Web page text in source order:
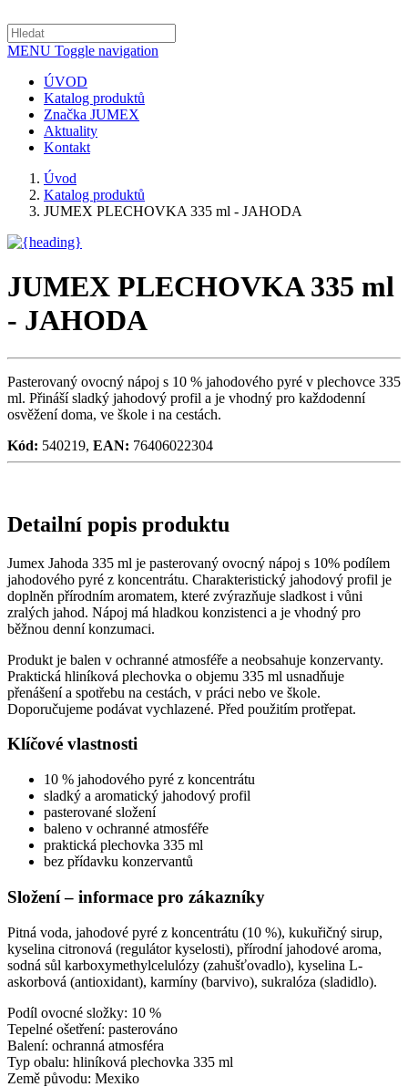
MENU Toggle navigation
ÚVOD
Katalog produktů
Značka JUMEX
Aktuality
Kontakt
Úvod
Katalog produktů
JUMEX PLECHOVKA 335 ml - JAHODA
JUMEX PLECHOVKA 335 ml
- JAHODA
Pasterovaný ovocný nápoj s 10 % jahodového pyré v plechovce 335
ml. Přináší sladký jahodový profil a je vhodný pro každodenní
osvěžení doma, ve škole i na cestách.
Kód: 540219, EAN: 76406022304
Detailní popis produktu
Jumex Jahoda 335 ml je pasterovaný ovocný nápoj s 10% podílem
jahodového pyré z koncentrátu. Charakteristický jahodový profil je
doplněn přírodním aromatem, které zvýrazňuje sladkost i vůni
zralých jahod. Nápoj má hladkou konzistenci a je vhodný pro
běžnou denní konzumaci.
Produkt je balen v ochranné atmosféře a neobsahuje konzervanty.
Praktická hliníková plechovka o objemu 335 ml usnadňuje
přenášení a spotřebu na cestách, v práci nebo ve škole.
Doporučujeme podávat vychlazené. Před použitím protřepat.
Klíčové vlastnosti
10 % jahodového pyré z koncentrátu
sladký a aromatický jahodový profil
pasterované složení
baleno v ochranné atmosféře
praktická plechovka 335 ml
bez přídavku konzervantů
Složení – informace pro zákazníky
Pitná voda, jahodové pyré z koncentrátu (10 %), kukuřičný sirup,
kyselina citronová (regulátor kyselosti), přírodní jahodové aroma,
sodná sůl karboxymethylcelulózy (zahušťovadlo), kyselina L-
askorbová (antioxidant), karmíny (barvivo), sukralóza (sladidlo).
Podíl ovocné složky: 10 %
Tepelné ošetření: pasterováno
Balení: ochranná atmosféra
Typ obalu: hliníková plechovka 335 ml
Země původu: Mexiko